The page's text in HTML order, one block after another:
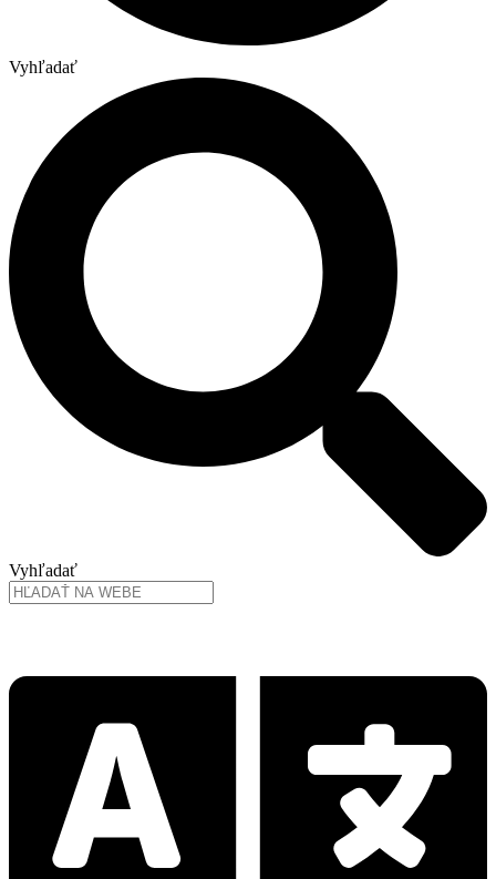
Vyhľadať
Vyhľadať